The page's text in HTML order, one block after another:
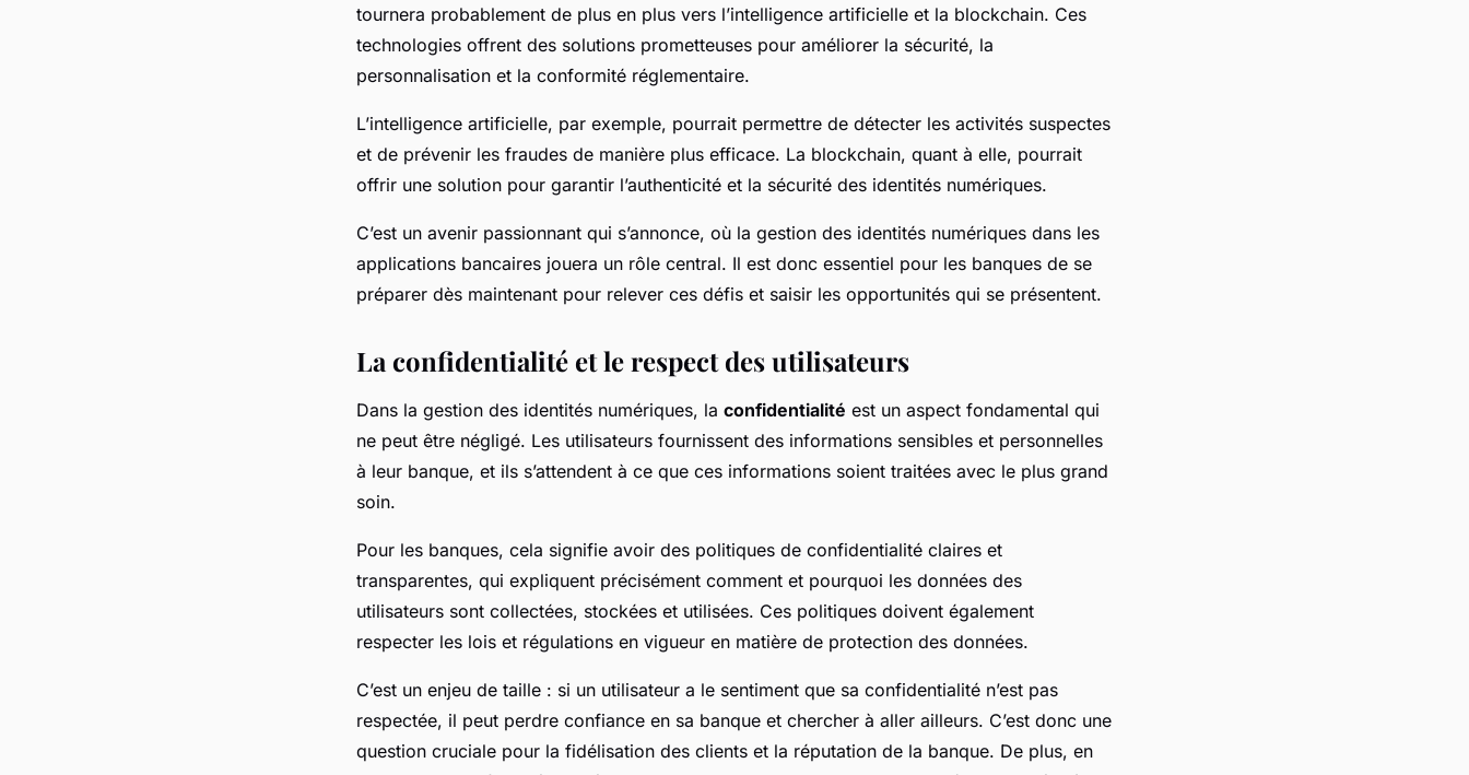
tournera probablement de plus en plus vers l’intelligence artificielle et la blockchain. Ces
technologies offrent des solutions prometteuses pour améliorer la sécurité, la
personnalisation et la conformité réglementaire.
L’intelligence artificielle, par exemple, pourrait permettre de détecter les activités suspectes
et de prévenir les fraudes de manière plus efficace. La blockchain, quant à elle, pourrait
offrir une solution pour garantir l’authenticité et la sécurité des identités numériques.
C’est un avenir passionnant qui s’annonce, où la gestion des identités numériques dans les
applications bancaires jouera un rôle central. Il est donc essentiel pour les banques de se
préparer dès maintenant pour relever ces défis et saisir les opportunités qui se présentent.
La confidentialité et le respect des utilisateurs
Dans la gestion des identités numériques, la confidentialité est un aspect fondamental qui
ne peut être négligé. Les utilisateurs fournissent des informations sensibles et personnelles
à leur banque, et ils s’attendent à ce que ces informations soient traitées avec le plus grand
soin.
Pour les banques, cela signifie avoir des politiques de confidentialité claires et
transparentes, qui expliquent précisément comment et pourquoi les données des
utilisateurs sont collectées, stockées et utilisées. Ces politiques doivent également
respecter les lois et régulations en vigueur en matière de protection des données.
C’est un enjeu de taille : si un utilisateur a le sentiment que sa confidentialité n’est pas
respectée, il peut perdre confiance en sa banque et chercher à aller ailleurs. C’est donc une
question cruciale pour la fidélisation des clients et la réputation de la banque. De plus, en